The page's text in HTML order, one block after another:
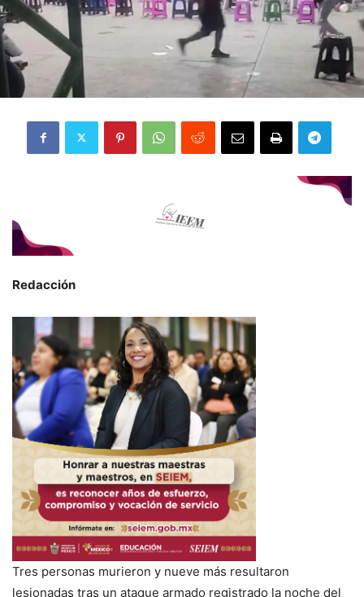
Redacción
Tres personas murieron y nueve más resultaron
lesionadas tras un ataque armado registrado la noche del